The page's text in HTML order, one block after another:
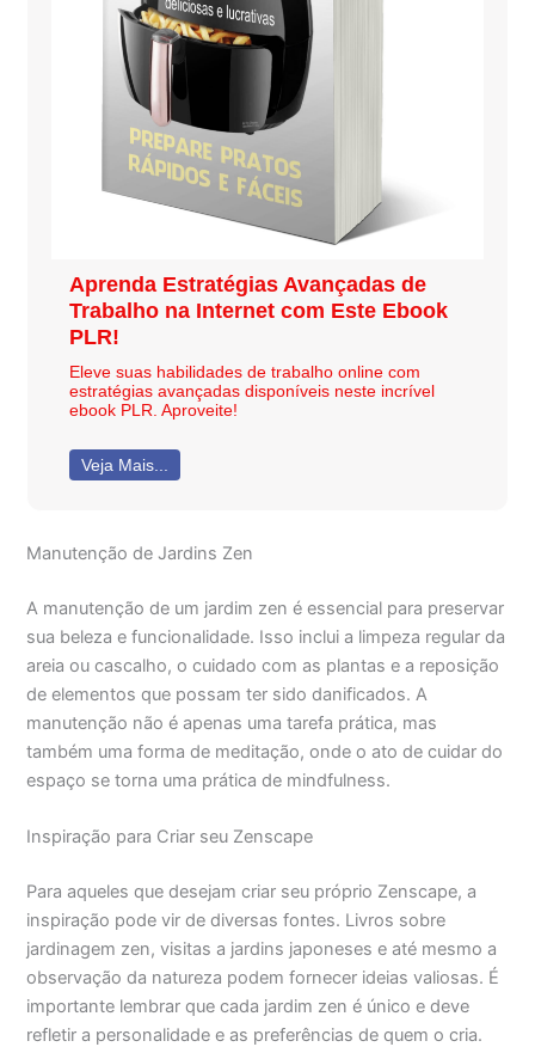
Aprenda Estratégias Avançadas de
Trabalho na Internet com Este Ebook
PLR!
Eleve suas habilidades de trabalho online com
estratégias avançadas disponíveis neste incrível
ebook PLR. Aproveite!
Veja Mais...
Manutenção de Jardins Zen
A manutenção de um jardim zen é essencial para preservar
sua beleza e funcionalidade. Isso inclui a limpeza regular da
areia ou cascalho, o cuidado com as plantas e a reposição
de elementos que possam ter sido danificados. A
manutenção não é apenas uma tarefa prática, mas
também uma forma de meditação, onde o ato de cuidar do
espaço se torna uma prática de mindfulness.
Inspiração para Criar seu Zenscape
Para aqueles que desejam criar seu próprio Zenscape, a
inspiração pode vir de diversas fontes. Livros sobre
jardinagem zen, visitas a jardins japoneses e até mesmo a
observação da natureza podem fornecer ideias valiosas. É
importante lembrar que cada jardim zen é único e deve
refletir a personalidade e as preferências de quem o cria.